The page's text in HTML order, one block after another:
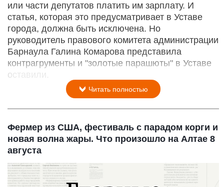
или части депутатов платить им зарплату. И
статья, которая это предусматривает в Уставе
города, должна быть исключена. Но
руководитель правового комитета администрации
Барнаула Галина Комарова представила
контрагрументы и "золотые парашюты" в Уставе
оставили.
Читать полностью
Фермер из США, фестиваль с парадом корги и
новая волна жары. Что произошло на Алтае 8
августа